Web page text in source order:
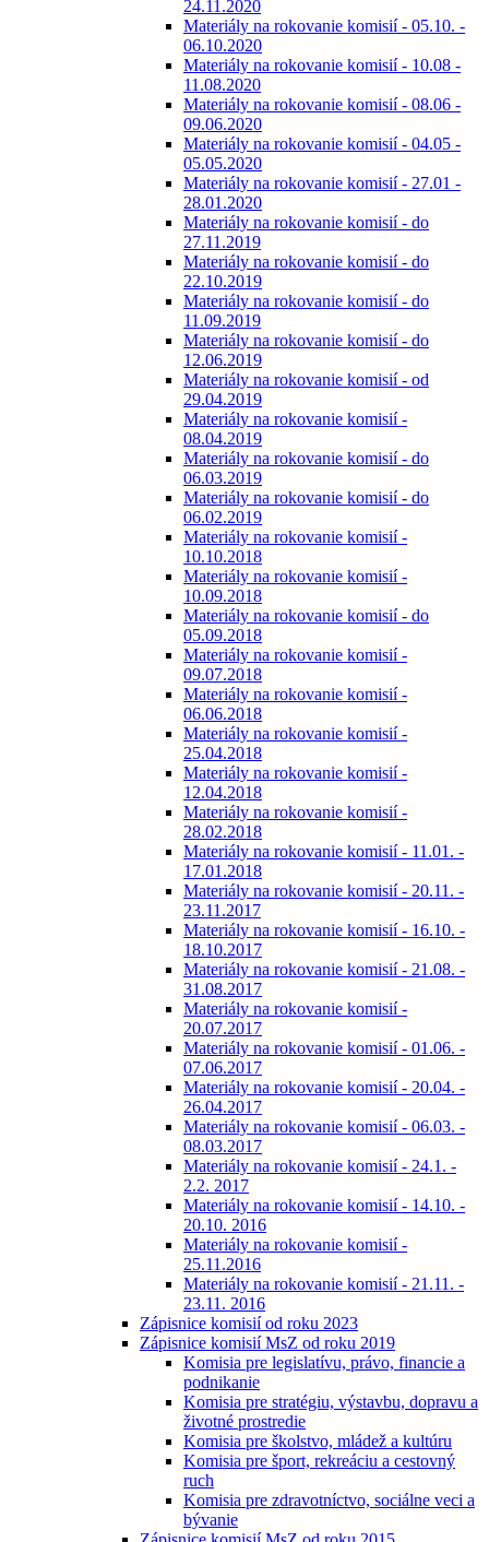
24.11.2020
Materiály na rokovanie komisií - 05.10. -
06.10.2020
Materiály na rokovanie komisií - 10.08 -
11.08.2020
Materiály na rokovanie komisií - 08.06 -
09.06.2020
Materiály na rokovanie komisií - 04.05 -
05.05.2020
Materiály na rokovanie komisií - 27.01 -
28.01.2020
Materiály na rokovanie komisií - do
27.11.2019
Materiály na rokovanie komisií - do
22.10.2019
Materiály na rokovanie komisií - do
11.09.2019
Materiály na rokovanie komisií - do
12.06.2019
Materiály na rokovanie komisií - od
29.04.2019
Materiály na rokovanie komisií -
08.04.2019
Materiály na rokovanie komisií - do
06.03.2019
Materiály na rokovanie komisií - do
06.02.2019
Materiály na rokovanie komisií -
10.10.2018
Materiály na rokovanie komisií -
10.09.2018
Materiály na rokovanie komisií - do
05.09.2018
Materiály na rokovanie komisií -
09.07.2018
Materiály na rokovanie komisií -
06.06.2018
Materiály na rokovanie komisií -
25.04.2018
Materiály na rokovanie komisií -
12.04.2018
Materiály na rokovanie komisií -
28.02.2018
Materiály na rokovanie komisií - 11.01. -
17.01.2018
Materiály na rokovanie komisií - 20.11. -
23.11.2017
Materiály na rokovanie komisií - 16.10. -
18.10.2017
Materiály na rokovanie komisií - 21.08. -
31.08.2017
Materiály na rokovanie komisií -
20.07.2017
Materiály na rokovanie komisií - 01.06. -
07.06.2017
Materiály na rokovanie komisií - 20.04. -
26.04.2017
Materiály na rokovanie komisií - 06.03. -
08.03.2017
Materiály na rokovanie komisií - 24.1. -
2.2. 2017
Materiály na rokovanie komisií - 14.10. -
20.10. 2016
Materiály na rokovanie komisií -
25.11.2016
Materiály na rokovanie komisií - 21.11. -
23.11. 2016
Zápisnice komisií od roku 2023
Zápisnice komisií MsZ od roku 2019
Komisia pre legislatívu, právo, financie a
podnikanie
Komisia pre stratégiu, výstavbu, dopravu a
životné prostredie
Komisia pre školstvo, mládež a kultúru
Komisia pre šport, rekreáciu a cestovný
ruch
Komisia pre zdravotníctvo, sociálne veci a
bývanie